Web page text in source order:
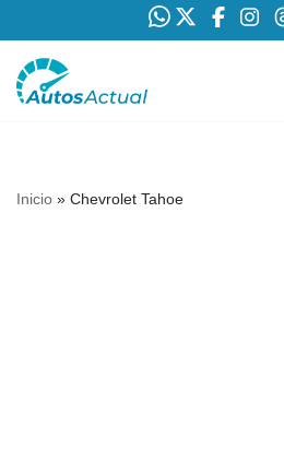
Saltar
Inicio » Chevrolet Tahoe